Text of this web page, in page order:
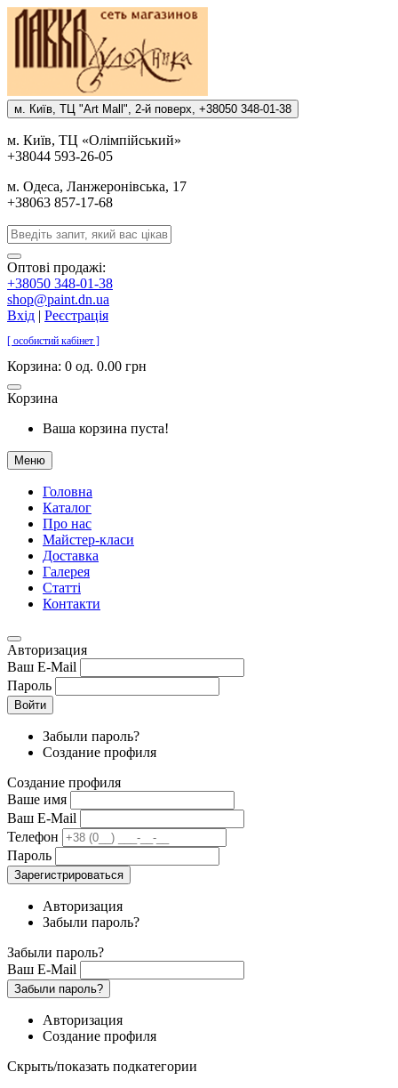
м. Киïв, ТЦ "Art Mall", 2-й поверх, +38050 348-01-38
м. Киïв, ТЦ «Олiмпiйський»
+38044 593-26-05
м. Одеса, Ланжеронiвська, 17
+38063 857-17-68
Оптові продажі:
+38050 348-01-38
shop@paint.dn.ua
Вхід | Реєстрація
[ особистий кабінет ]
Корзина: 0 од. 0.00 грн
Корзина
Ваша корзина пуста!
Меню
Головна
Каталог
Про нас
Майстер-класи
Доставка
Галерея
Статтi
Контакти
Авторизация
Ваш E-Mail
Пароль
Войти
Забыли пароль?
Создание профиля
Создание профиля
Ваше имя
Ваш E-Mail
Телефон
Пароль
Зарегистрироваться
Авторизация
Забыли пароль?
Забыли пароль?
Ваш E-Mail
Забыли пароль?
Авторизация
Создание профиля
Скрыть/показать подкатегории